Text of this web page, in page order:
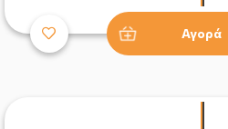
Αγορά